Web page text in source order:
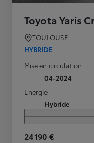
Toyota Yaris
TOULOUSE
HYBRIDE
Mise en circulation
04-2024
Energie
Hybride
24 190 €